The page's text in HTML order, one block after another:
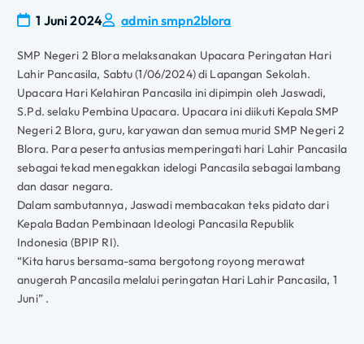
1 Juni 2024 admin smpn2blora
SMP Negeri 2 Blora melaksanakan Upacara Peringatan Hari
Lahir Pancasila, Sabtu (1/06/2024) di Lapangan Sekolah.
Upacara Hari Kelahiran Pancasila ini dipimpin oleh Jaswadi,
S.Pd. selaku Pembina Upacara. Upacara ini diikuti Kepala SMP
Negeri 2 Blora, guru, karyawan dan semua murid SMP Negeri 2
Blora. Para peserta antusias memperingati hari Lahir Pancasila
sebagai tekad menegakkan idelogi Pancasila sebagai lambang
dan dasar negara.
Dalam sambutannya, Jaswadi membacakan teks pidato dari
Kepala Badan Pembinaan Ideologi Pancasila Republik
Indonesia (BPIP RI).
“Kita harus bersama-sama bergotong royong merawat
anugerah Pancasila melalui peringatan Hari Lahir Pancasila, 1
Juni” .